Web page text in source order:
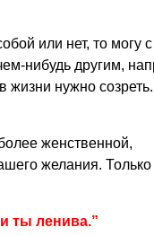
или нет, то могу с
нибудь другим,
жизни нужно
женственной,
желания.
ты ленива.”